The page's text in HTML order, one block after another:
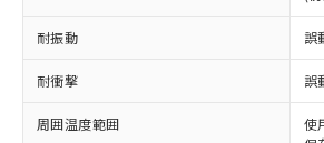
耐振動 誤
耐衝撃 誤
周囲温度範囲
使
記載している更新日時点
タに基づき作成されるも
覧された時点での実際の
準価格とは異なる場合が
正式な納期状況および標
鉛(Pb) 1000ppm以下、 水銀(Hg)
六価クロム(Cr(Ⅵ)) 1000ppm以下、ポリ
類(PBB) 1000ppm以下、ポリ臭化ジフ
(PBDE) 1000ppm以下、フタル酸ビス
ル) (DEHP)(別名：DOP) 1000ppm以下
ルベンジル（BBP） 1000ppm以下、フ
*中国RoHS10物質の基準値 (GB/
Pb(鉛) :1000ppm、 Hg(水銀) :
Cr(Ⅵ)(六価クロム) : 1000ppm、 PBBs(
ニル類) : 1000ppm、 PBDEs(ポリ臭化
ル類) : 1000ppm、
または国外への提供する
国政府の輸出許可(または
可)を取得するなどの必要
当社は規制貨物を破棄す
一定数以上の在庫あり